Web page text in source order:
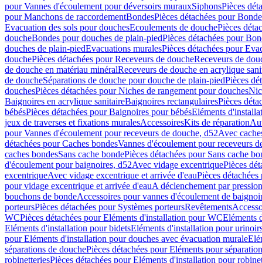
pour Vannes d'écoulement pour déversoirs murauxSiphonsPièces
pour Manchons de raccordementBondesPièces détachées pour
Evacuation des sols pour douchesEcoulements de douchePièces
doucheBondes pour douches de plain-piedPièces détachées pour
douches de plain-piedEvacuations muralesPièces détachées pour
douchePièces détachées pour Receveurs de doucheReceveurs de
de douche en matériau minéralReceveurs de douche en acrylique
de doucheSéparations de douche pour douche de plain-piedPièces
douchesPièces détachées pour Niches de rangement pour douches
Baignoires en acrylique sanitaireBaignoires rectangulairesPièces
bébésPièces détachées pour Baignoires pour bébésEléments
jeux de traverses et fixations muralesAccessoiresKits de réparation
pour Vannes d'écoulement pour receveurs de douche, d52Avec
détachées pour Caches bondesVannes d'écoulement pour receveurs
caches bondesSans cache bondePièces détachées pour Sans cache
d'écoulement pour baignoires, d52Avec vidage excentriquePièces
excentriqueAvec vidage excentrique et arrivée d'eauPièces
pour vidage excentrique et arrivée d'eauA déclenchement par
bouchons de bondeAccessoires pour vannes d'écoulement de
porteursPièces détachées pour Systèmes porteursRevêtements
WCPièces détachées pour Eléments d'installation pour WCEléments
Eléments d'installation pour bidetsEléments d'installation pour
pour Eléments d'installation pour douches avec évacuation murale
séparations de douchePièces détachées pour Eléments pour
robinetteriesPièces détachées pour Eléments d'installation pour